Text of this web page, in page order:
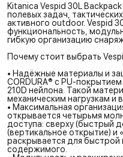
Kitanica Vespid 30L
полевых задач,
активного outdoor. Vespid
функциональность,
гибкую организацию
Почему стоит выбрать
• Надёжные материалы и
CORDURA® с PU-
210D нейлона. Такой
механическим нагрузкам и
• Максимальная
открывается четырьмя
доступа: сверху (быстрый
(вертикальное открытие)
раскрывается для быстрой
содержимого.